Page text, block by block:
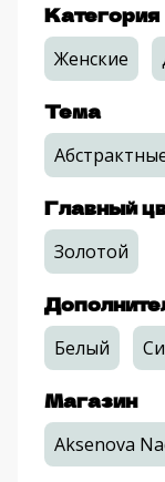
Категория
Женские
Тема
Главный
Золотой
Белый
Магазин
Aksenova